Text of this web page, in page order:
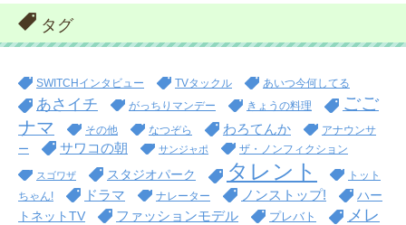
タグ
SWITCHインタビュー TVタックル あいつ今何してる
あさイチ がっちりマンデー きょうの料理
ごご
ナマ
その他 なつぞら わろてんか
アナウンサ
ー
サワコの朝 サンジャポ ザ・ノンフィクション
スゴワザ スタジオパーク タレント
トット
ちゃん!
ドラマ ナレーター ノンストップ!
ハー
トネットTV
ファッションモデル プレバト
メレ